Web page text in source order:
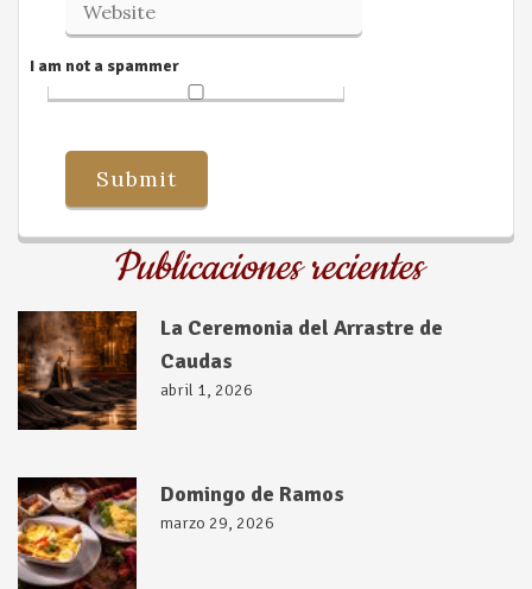
I am not a spammer
Publicaciones recientes
La Ceremonia del Arrastre de
Caudas
abril 1, 2026
Domingo de Ramos
marzo 29, 2026